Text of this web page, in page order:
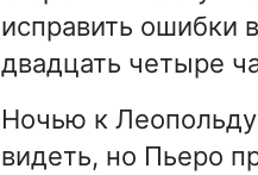
исправить ошибки
двадцать четыре
Ночью к
видеть, но Пьеро